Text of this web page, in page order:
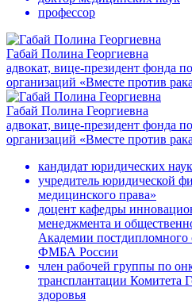
профессор
Габай Полина Георгиевна
адвокат, вице-президент фонда
организаций «Вместе против
Габай Полина Георгиевна
адвокат, вице-президент фонда
организаций «Вместе против
кандидат юридических наук
учредитель юридической
медицинского права»
доцент кафедры
менеджмента и
Академии
ФМБА России
член рабочей группы по
трансплантации Комитета
здоровья